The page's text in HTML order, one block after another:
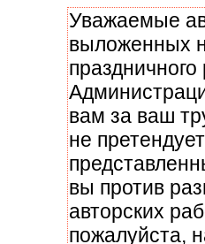
Уважаемые
выложенных
вам за ваш
не
вы против
авторских
пожалуйста,